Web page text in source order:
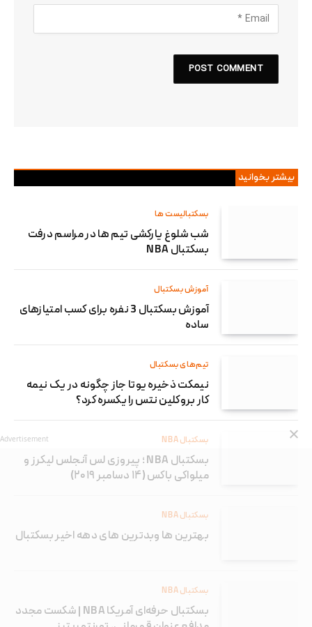
بیشتر بخوانید
بسکتبالیست ها
شب شلوغ یارکشی تیم ها در مراسم درفت
بسکتبال NBA
آموزش بسکتبال
آموزش بسکتبال 3 نفره برای کسب امتیازهای
ساده
تیم‌های بسکتبال
نیمکت ذخیره یوتا جاز چگونه در یک نیمه
کار بروکلین نتس را یکسره کرد؟
بسکتبال NBA
بسکتبال NBA ؛ پیروزی لس آنجلس لیکرز و
میلواکی باکس (۱۴ دسامبر ۲۰۱۹)
بسکتبال NBA
بهترین ها وبدترین های دهه اخیر بسکتبال
بسکتبال NBA
بسکتبال حرفه‌ای آمریکا NBA | شکست مجدد
Advertisement